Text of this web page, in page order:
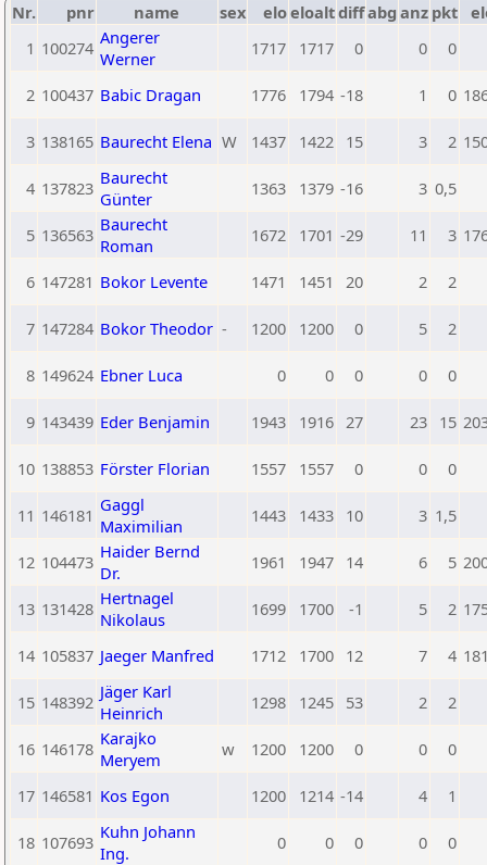
Nr. pnr name sex eloeloaltdiffabg anz pkt
1 100274 Angerer
Werner
1717 1717 0 0 0
2 100437 Babic Dragan 1776 1794 -18 1 0
3 138165 Baurecht Elena W 1437 1422 15 3 2
4 137823 Baurecht
Günter
1363 1379 -16 3 0,5
5 136563 Baurecht
Roman
1672 1701 -29 11 3
6 147281 Bokor Levente 1471 1451 20 2 2
7 147284 Bokor Theodor - 1200 1200 0 5 2
8 149624 Ebner Luca 0 0 0 0 0
9 143439 Eder Benjamin 1943 1916 27 23 15
10 138853 Förster Florian 1557 1557 0 0 0
11 146181 Gaggl
Maximilian
1443 1433 10 3 1,5
12 104473 Haider Bernd
Dr.
1961 1947 14 6 5
13 131428 Hertnagel
Nikolaus
1699 1700 -1 5 2
14 105837 Jaeger Manfred 1712 1700 12 7 4
15 148392 Jäger Karl
Heinrich
1298 1245 53 2 2
16 146178 Karajko
Meryem
w 1200 1200 0 0 0
17 146581 Kos Egon 1200 1214 -14 4 1
18 107693 Kuhn Johann
Ing.
0 0 0 0 0